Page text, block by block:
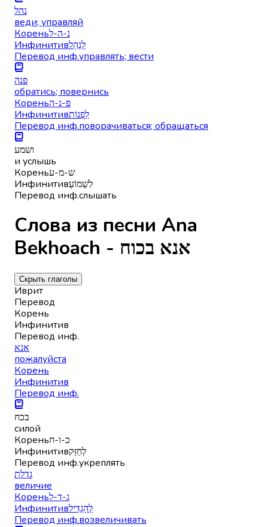
נהל
веди; управляй
Кореньנ-ה-ל
Инфинитивלְנַהֵל
Перевод инф.управлять; вести
פנה
обратись; повернись
Кореньפ-נ-ה
Инфинитивלִפְנוֹת
Перевод инф.поворачиваться; обращаться
ושמע
и услышь
Кореньש-מ-ע
Инфинитивלִשְׁמוֹעַ
Перевод инф.слышать
Слова из песни Ana
Bekhoach - אנא בכוח
Скрыть глаголы
Иврит
Перевод
Корень
Инфинитив
Перевод инф.
אנא
пожалуйста
Корень
Инфинитив
Перевод инф.
בכח
силой
Кореньכ-ו-ח
Инфинитивלְחַזֵּק
Перевод инф.укреплять
גדלת
величие
Кореньג-ד-ל
Инфинитивלְהַגְדִּיל
Перевод инф.возвеличивать